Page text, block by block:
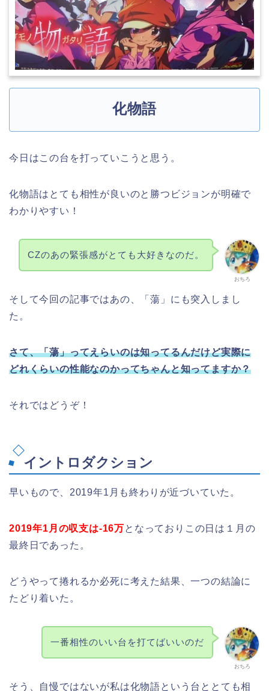
化物語
今日はこの台を打っていこうと思う。
化物語はとても相性が良いのと勝つビジョンが明確で
わかりやすい！
おちろ
CZのあの緊張感がとても大好きなのだ。
そして今回の記事ではあの、「蕩」にも突入しまし
た。
さて、「蕩」ってえらいのは知ってるんだけど実際に
どれくらいの性能なのかってちゃんと知ってますか？
それではどうぞ！
イントロダクション
早いもので、2019年1月も終わりが近づいていた。
2019年1月の収支は-16万となっておりこの日は１月の
最終日であった。
どうやって捲れるか必死に考えた結果、一つの結論に
たどり着いた。
おちろ
一番相性のいい台を打てばいいのだ
そう、自慢ではないが私は化物語という台ととても相